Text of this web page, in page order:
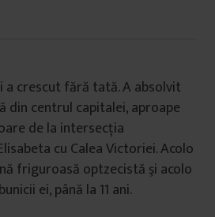
a crescut fără tată. A absolvit
din centrul capitalei, aproape
de la intersecţia
cu Calea Victoriei. Acolo
friguroasă optzecistă şi acolo
ei, până la 11 ani.